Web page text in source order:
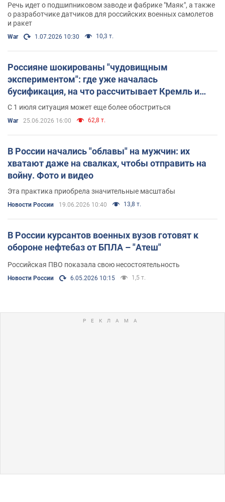
Речь идет о подшипниковом заводе и фабрике "Маяк", а также
о разработчике датчиков для российских военных самолетов
и ракет
War 1.07.2026 10:30 10,3 т.
Россияне шокированы "чудовищным
экспериментом": где уже началась
бусификация, на что рассчитывает Кремль и
будет ли всеобщая мобилизация
С 1 июля ситуация может еще более обостриться
War 25.06.2026 16:00 62,8 т.
В России начались "облавы" на мужчин: их
хватают даже на свалках, чтобы отправить на
войну. Фото и видео
Эта практика приобрела значительные масштабы
Новости России 19.06.2026 10:40 13,8 т.
В России курсантов военных вузов готовят к
обороне нефтебаз от БПЛА – "Атеш"
Российская ПВО показала свою несостоятельность
Новости России 6.05.2026 10:15 1,5 т.